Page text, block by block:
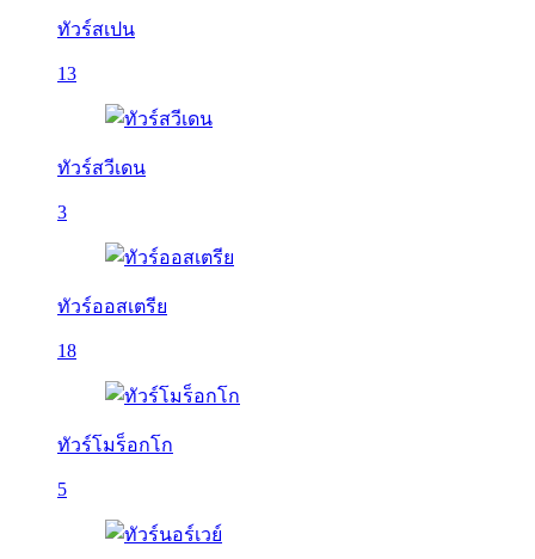
ทัวร์สเปน
13
ทัวร์สวีเดน
3
ทัวร์ออสเตรีย
18
ทัวร์โมร็อกโก
5